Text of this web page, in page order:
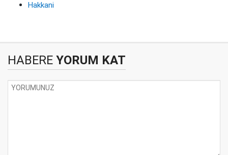
Hakkani
HABERE YORUM KAT